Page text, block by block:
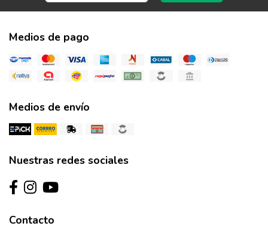
Medios de pago
Medios de envío
Nuestras redes sociales
Contacto